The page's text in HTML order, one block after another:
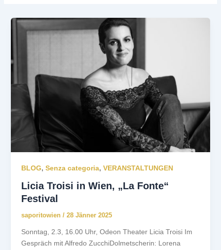
BLOG, Senza categoria, VERANSTALTUNGEN
Licia Troisi in Wien, „La Fonte“
Festival
saporitowien / 28 Jänner 2025
Sonntag, 2.3, 16.00 Uhr, Odeon Theater Licia Troisi Im
Gespräch mit Alfredo ZucchiDolmetscherin: Lorena